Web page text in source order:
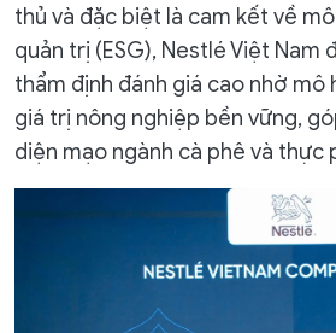
thủ và đặc biệt là cam kết về
quản trị (ESG), Nestlé Việt Nam
thẩm định đánh giá cao nhờ mô
giá trị nông nghiệp bền vững,
diện mạo ngành cà phê và thực